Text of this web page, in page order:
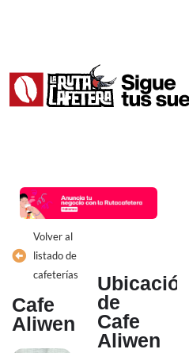
Volver al
listado de
cafeterías
Cafe
Aliwen
Ubicación
de
Cafe
Aliwen